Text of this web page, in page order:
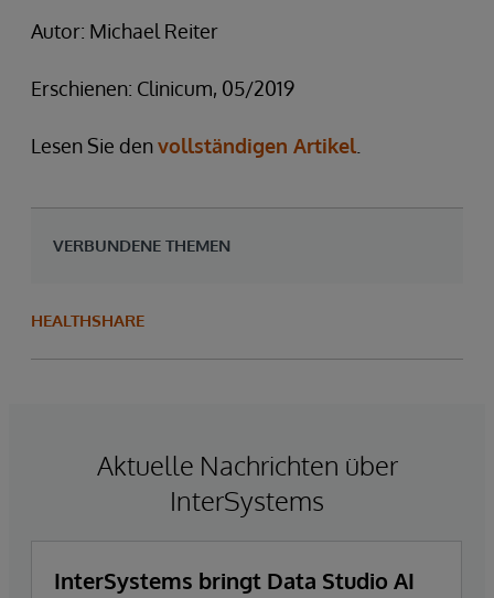
Autor: Michael Reiter
Erschienen: Clinicum, 05/2019
Lesen Sie denvollständigen Artikel
VERBUNDENE THEMEN
HEALTHSHARE
Aktuelle Nachrichten über
InterSystems
InterSystems bringt Data Studio AI